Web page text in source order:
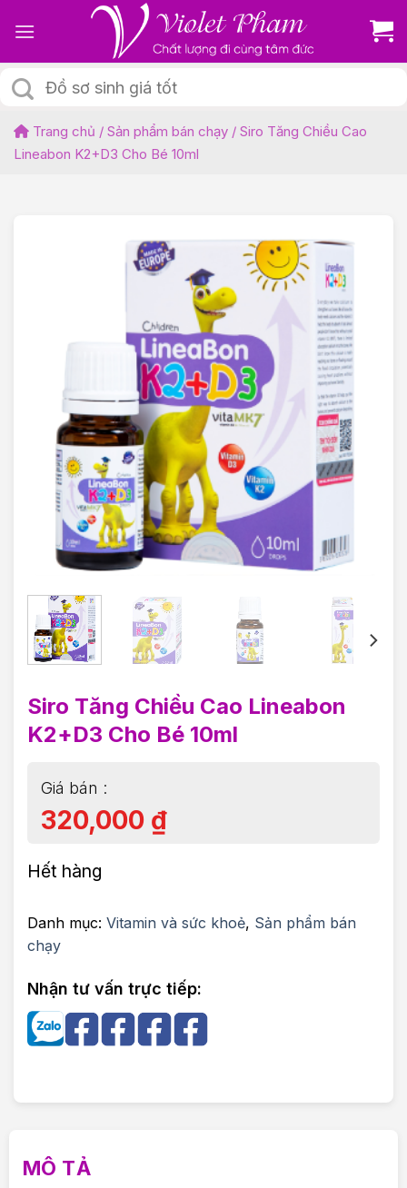
Tìm
kiếm:
Trang chủ / Sản phẩm bán chạy / Siro Tăng Chiều Cao
Lineabon K2+D3 Cho Bé 10ml
Siro Tăng Chiều Cao Lineabon
K2+D3 Cho Bé 10ml
320,000 ₫
Hết hàng
Danh mục: Vitamin và sức khoẻ, Sản phẩm bán
chạy
Nhận tư vấn trực tiếp:
MÔ TẢ